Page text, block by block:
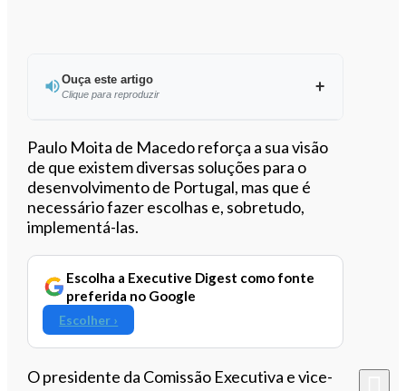
Ouça este artigo
Clique para reproduzir
0:00/1:15
Paulo Moita de Macedo reforça a sua visão
de que existem diversas soluções para o
desenvolvimento de Portugal, mas que é
necessário fazer escolhas e, sobretudo,
implementá-las.
Escolha a Executive Digest como fonte
preferida no Google
Escolher ›
O presidente da Comissão Executiva e vice-